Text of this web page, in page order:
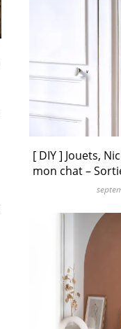
[ DIY ] Jouets,
mon chat –